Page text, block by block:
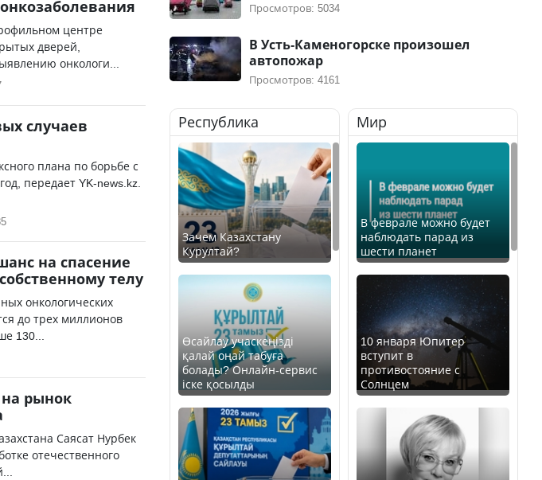
центре
дверей,
онкологи...
случаев
плана по борьбе с
передает YK-news.kz.
на спасение
телу
онкологических
до трех миллионов
130...
рынок
Саясат Нурбек
отечественного
Просмотров: 5034
В Усть-Каменогорске произошел
автопожар
Просмотров: 4161
Республика
Зачем Казахстану
Курултай?
Өсайлау учаскеңізді
қалай оңай табуға
болады? Онлайн-сервис
іске қосылды
Мир
В феврале можно будет
наблюдать парад из
шести планет
10 января Юпитер
вступит в
противостояние с
Солнцем